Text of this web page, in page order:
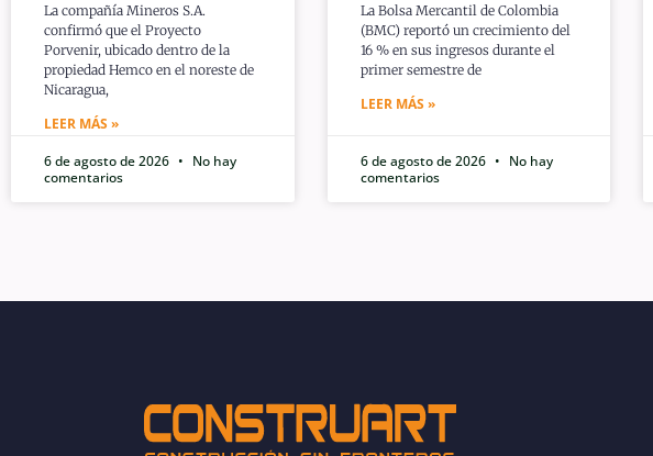
La compañía Mineros S.A.
confirmó que el Proyecto
Porvenir, ubicado dentro de la
propiedad Hemco en el noreste de
Nicaragua,
LEER MÁS »
6 de agosto de 2026
No hay
comentarios
La Bolsa Mercantil de Colombia
(BMC) reportó un crecimiento del
16 % en sus ingresos durante el
primer semestre de
LEER MÁS »
6 de agosto de 2026
No hay
comentarios